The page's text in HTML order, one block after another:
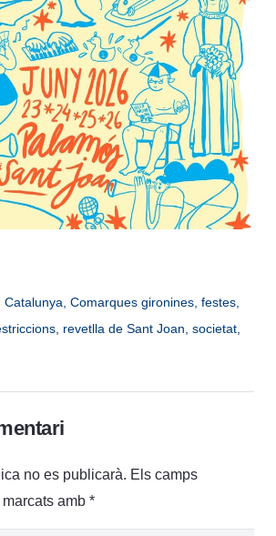
Catalunya Comarques gironines, festes,
revetlla de Sant Joan societat
no es publicarà. Els camps
amb *